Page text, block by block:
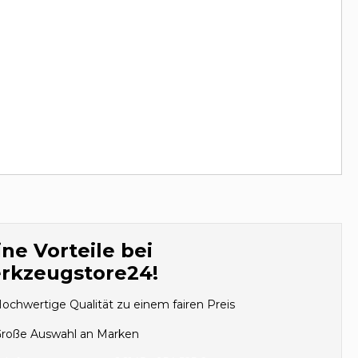
Vorteile bei
Qualität zu einem fairen Preis
Auswahl an Marken